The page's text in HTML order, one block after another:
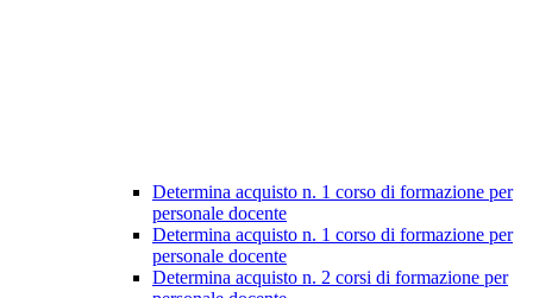
Determina acquisto n. 1 corso di formazione per
personale docente
Determina acquisto n. 1 corso di formazione per
personale docente
Determina acquisto n. 2 corsi di formazione per